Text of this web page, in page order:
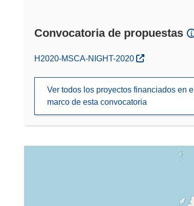
Convocatoria de propuestas
(se abrirá en una nueva ventana)
H2020-MSCA-NIGHT-2020
Ver todos los proyectos financiados en el
marco de esta convocatoria